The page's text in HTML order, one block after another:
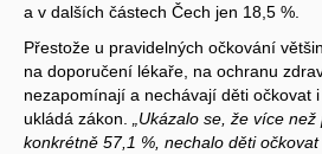
a v dalších částech Čech jen 18,5 %.
Přestože u pravidelných očkování
na doporučení lékaře, na ochranu
nezapomínají a nechávají děti očkovat
ukládá zákon.
„Ukázalo se, že více
konkrétně 57,1 %, nechalo děti